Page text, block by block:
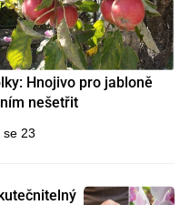
Hnojivo pro jabloně
nešetřit